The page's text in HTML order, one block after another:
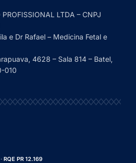
LTDA – CNPJ
e Dr Rafael – Medicina Fetal e
4628 – Sala 814 – Batel,
010
RQE PR 12.169